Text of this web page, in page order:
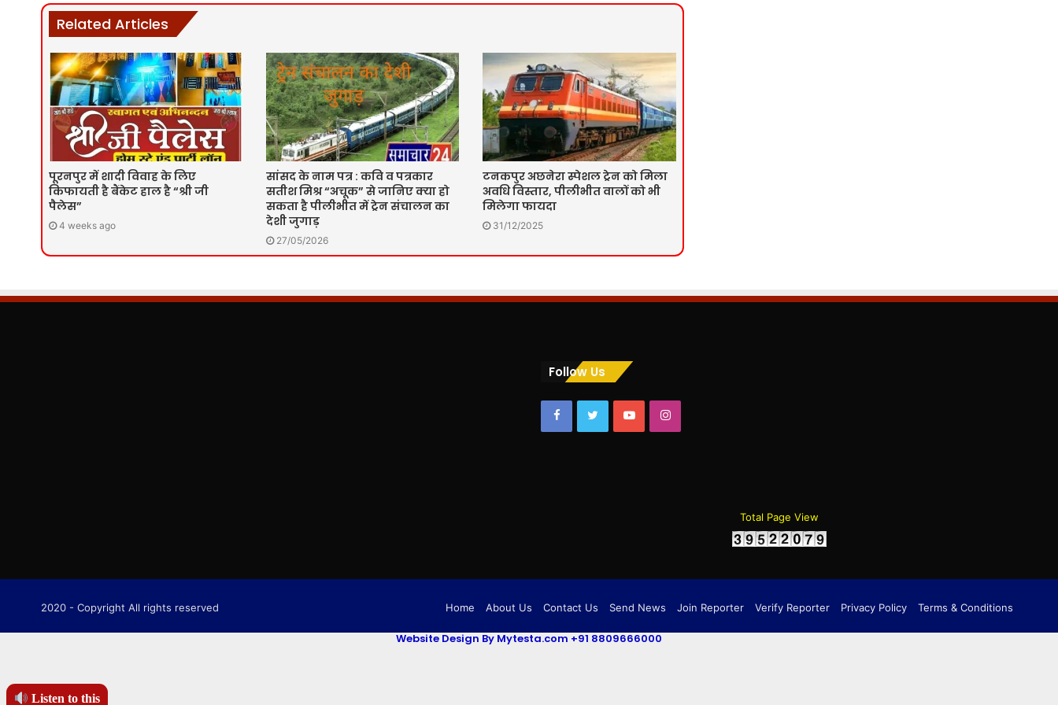
Listen to this
Related Articles
पूरनपुर में शादी विवाह के लिए
किफायती है बैंकेट हाल है “श्री जी
पैलेस”
4 weeks ago
सांसद के नाम पत्र : कवि व पत्रकार
सतीश मिश्र “अचूक” से जानिए क्या हो
सकता है पीलीभीत में ट्रेन संचालन का
देशी जुगाड़
27/05/2026
टनकपुर अछनेरा स्पेशल ट्रेन को मिला
अवधि विस्तार, पीलीभीत वालों को भी
मिलेगा फायदा
31/12/2025
Follow Us
FacebookTwitterYouTubeInstagram
Total Page View
2020 - Copyright All rights reserved Home About Us Contact Us Send News Join Reporter Verify Reporter Privacy Policy Terms & Conditions
Website Design By Mytesta.com +91 8809666000